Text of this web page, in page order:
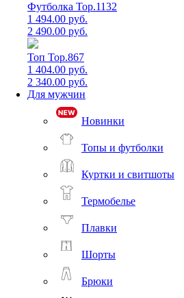
Футболка Top.1132
1 494.00 руб.
2 490.00 руб.
Топ Top.867
1 404.00 руб.
2 340.00 руб.
Для мужчин
Новинки
Топы и футболки
Куртки и свитшоты
Термобелье
Плавки
Шорты
Брюки